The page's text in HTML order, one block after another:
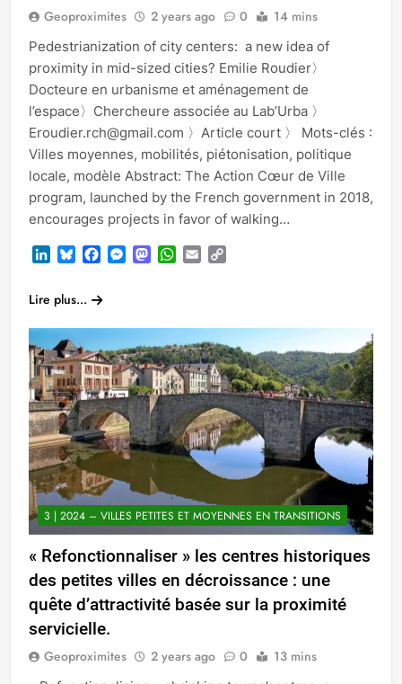
Geoproximites 2 years ago 0 14 mins
Pedestrianization of city centers: a new idea of
proximity in mid-sized cities? Emilie Roudier〉
Docteure en urbanisme et aménagement de
l’espace〉Chercheure associée au Lab’Urba 〉
Eroudier.rch@gmail.com 〉Article court 〉 Mots-clés :
Villes moyennes, mobilités, piétonisation, politique
locale, modèle Abstract: The Action Cœur de Ville
program, launched by the French government in 2018,
encourages projects in favor of walking…
LinkedInBlueskyFacebook
Messenger
Mastodon
WhatsApp
Email
Lire plus...
3 | 2024 – VILLES PETITES ET MOYENNES EN TRANSITIONS
« Refonctionnaliser » les centres historiques
des petites villes en décroissance : une
quête d’attractivité basée sur la proximité
servicielle.
Geoproximites 2 years ago 0 13 mins